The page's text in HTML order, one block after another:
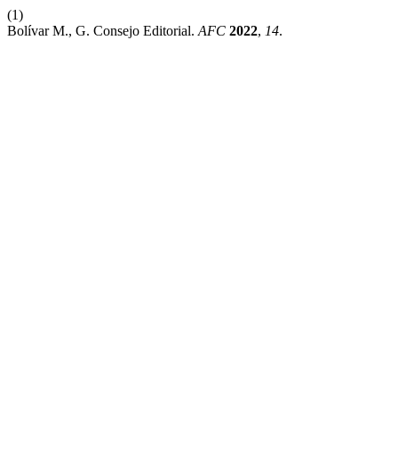
(1)
Bolívar M., G. Consejo Editorial. AFC 2022, 14.